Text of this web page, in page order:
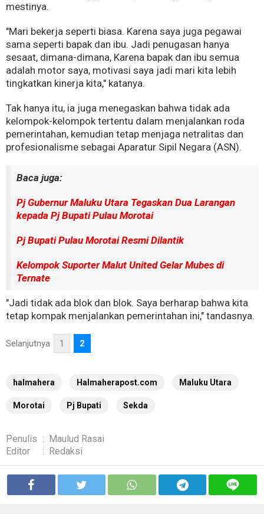
mestinya.
"Mari bekerja seperti biasa. Karena saya juga pegawai
sama seperti bapak dan ibu. Jadi penugasan hanya
sesaat, dimana-dimana, Karena bapak dan ibu semua
adalah motor saya, motivasi saya jadi mari kita lebih
tingkatkan kinerja kita," katanya.
Tak hanya itu, ia juga menegaskan bahwa tidak ada
kelompok-kelompok tertentu dalam menjalankan roda
pemerintahan, kemudian tetap menjaga netralitas dan
profesionalisme sebagai Aparatur Sipil Negara (ASN).
Baca juga:
Pj Gubernur Maluku Utara Tegaskan Dua Larangan
kepada Pj Bupati Pulau Morotai
Pj Bupati Pulau Morotai Resmi Dilantik
Kelompok Suporter Malut United Gelar Mubes di
Ternate
"Jadi tidak ada blok dan blok. Saya berharap bahwa kita
tetap kompak menjalankan pemerintahan ini," tandasnya.
Selanjutnya 1 2
halmahera Halmaherapost.com Maluku Utara
Morotai Pj Bupati Sekda
Penulis : Maulud Rasai
Editor
: Redaksi